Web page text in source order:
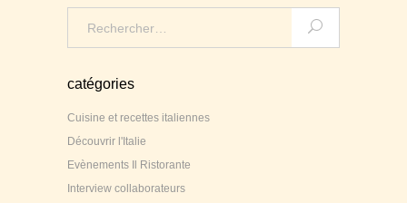
catégories
Cuisine et recettes italiennes
Découvrir l'Italie
Evènements Il Ristorante
Interview collaborateurs